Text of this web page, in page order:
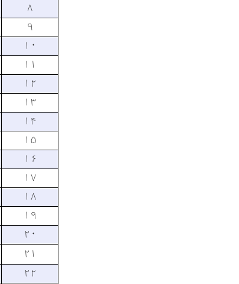
۸
۹
۱۰
۱۱
۱۲
۱۳
۱۴
۱۵
۱۶
۱۷
۱۸
۱۹
۲۰
۲۱
۲۲